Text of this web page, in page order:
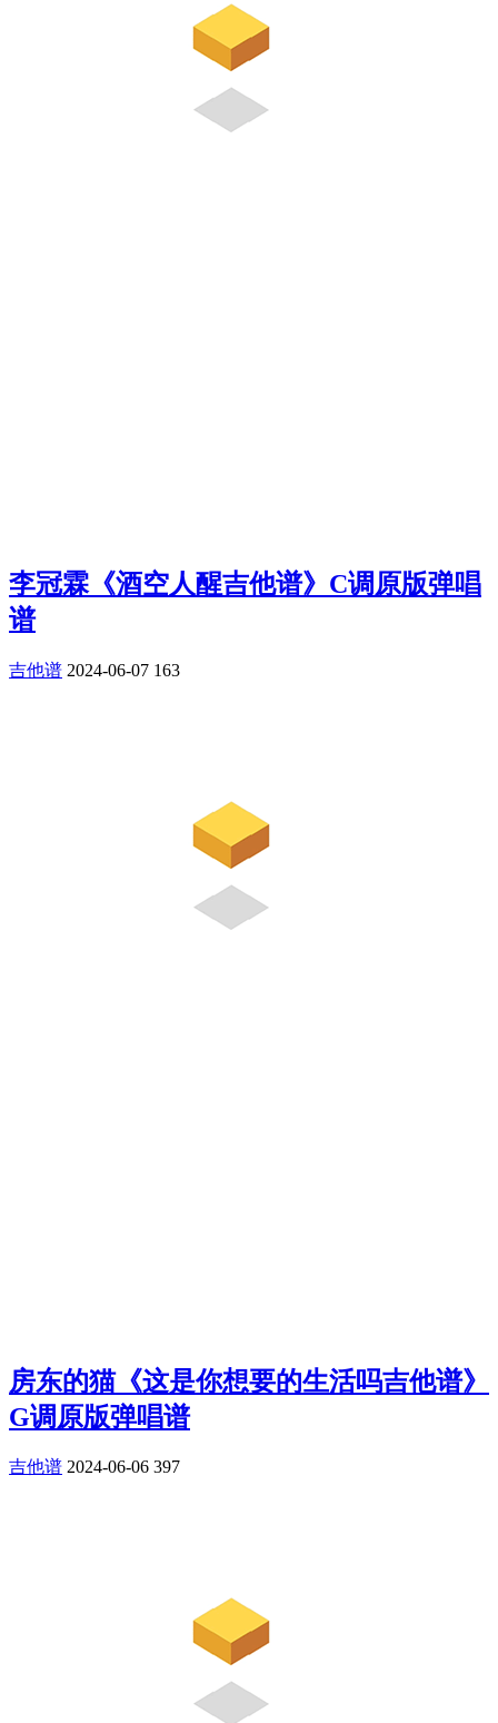
李冠霖《酒空人醒吉他谱》C调原版弹唱
谱
吉他谱 2024-06-07 163
房东的猫《这是你想要的生活吗吉他谱》
G调原版弹唱谱
吉他谱 2024-06-06 397